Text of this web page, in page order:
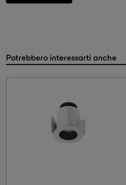
Potrebbero interessarti anche